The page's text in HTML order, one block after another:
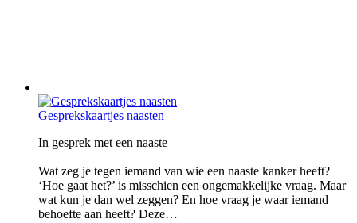
Gesprekskaartjes naasten
In gesprek met een naaste
Wat zeg je tegen iemand van wie een naaste kanker heeft?
‘Hoe gaat het?’ is misschien een ongemakkelijke vraag. Maar
wat kun je dan wel zeggen? En hoe vraag je waar iemand
behoefte aan heeft? Deze…